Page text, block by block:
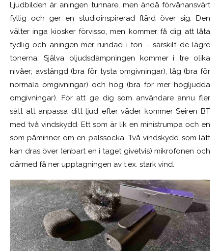
Ljudbilden är aningen tunnare, men ändå förvånansvärt
fyllig och ger en studioinspirerad flärd över sig. Den
välter inga kiosker förvisso, men kommer få dig att låta
tydlig och aningen mer rundad i ton – särskilt de lägre
tonerna. Själva oljudsdämpningen kommer i tre olika
nivåer; avstängd (bra för tysta omgivningar), låg (bra för
normala omgivningar) och hög (bra för mer högljudda
omgivningar). För att ge dig som användare ännu fler
sätt att anpassa ditt ljud efter väder kommer Seiren BT
med två vindskydd. Ett som är lik en ministrumpa och en
som påminner om en pälssocka. Två vindskydd som lätt
kan dras över (enbart en i taget givetvis) mikrofonen och
därmed få ner upptagningen av t.ex. stark vind.